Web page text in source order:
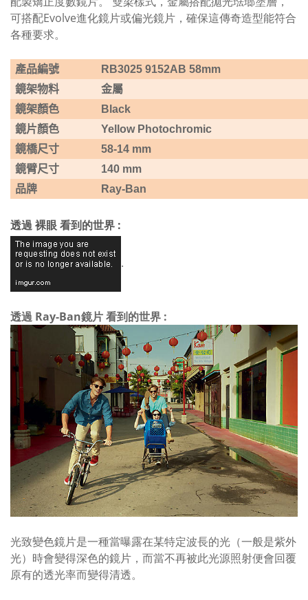
可搭配Evolve進化鏡片或偏光鏡片，確保這傳奇造型能符合
各種要求。
產品編號
RB3025 9152AB 58mm
鏡架物料
金屬
鏡架顏色
Black
鏡片顏色
Yellow Photochromic
鏡橋尺寸
58-14 mm
鏡臂尺寸
140 mm
品牌
Ray-Ban
透過 裸眼 看到的世界 :
.
透過 Ray-Ban鏡片 看到的世界 :
光致變色鏡片是一種當曝露在某特定波長的光（一般是紫外
光）時會變得深色的鏡片，而當不再被此光源照射便會回覆
原有的透光率而變得清透。